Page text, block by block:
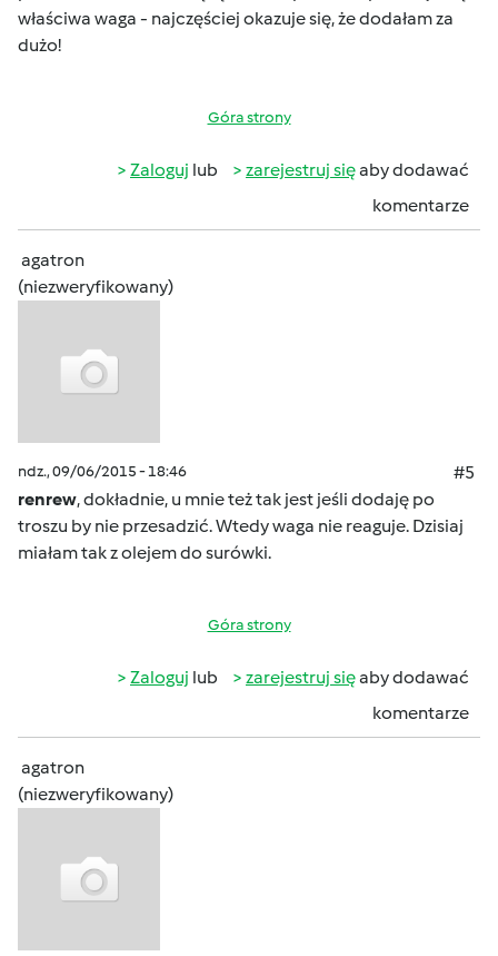
właściwa waga - najczęściej okazuje się, że dodałam za
dużo!
Góra strony
Zaloguj lub zarejestruj sięaby dodawać
komentarze
agatron
(niezweryfikowany)
ndz., 09/06/2015 - 18:46
#5
renrew, dokładnie, u mnie też tak jest jeśli dodaję po
troszu by nie przesadzić. Wtedy waga nie reaguje. Dzisiaj
miałam tak z olejem do surówki.
Góra strony
Zaloguj lub zarejestruj sięaby dodawać
komentarze
agatron
(niezweryfikowany)